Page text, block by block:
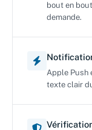
bout en
demande.
Apple Push
texte clair